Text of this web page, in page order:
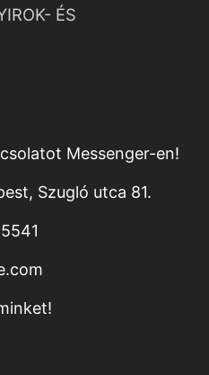
ÉS
Messenger-en!
Szugló utca 81.